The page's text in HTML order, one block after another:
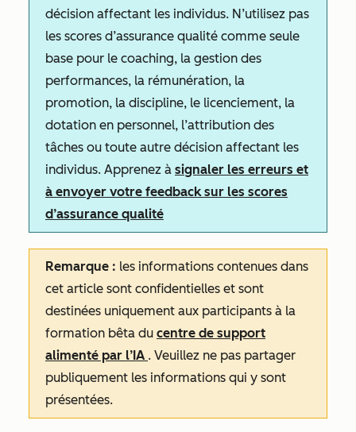
décision affectant les individus. N’utilisez pas
les scores d’assurance qualité comme seule
base pour le coaching, la gestion des
performances, la rémunération, la
promotion, la discipline, le licenciement, la
dotation en personnel, l’attribution des
tâches ou toute autre décision affectant les
individus. Apprenez à signaler les erreurs et
à envoyer votre feedback sur les scores
d’assurance qualité
Remarque : les informations contenues dans
cet article sont confidentielles et sont
destinées uniquement aux participants à la
formation bêta du centre de support
alimenté par l’IA . Veuillez ne pas partager
publiquement les informations qui y sont
présentées.